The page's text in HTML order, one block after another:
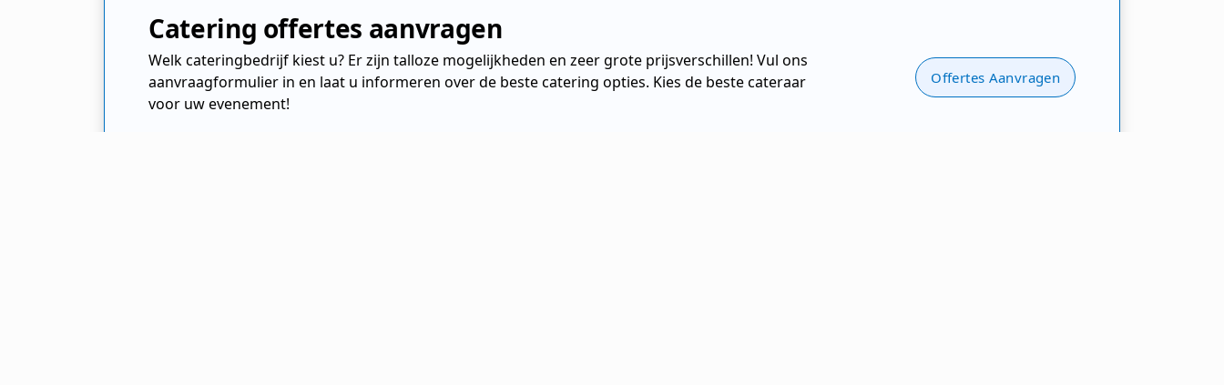
Catering offertes aanvragen
Welk cateringbedrijf kiest u? Er zijn talloze mogelijkheden en zeer grote prijsverschillen! Vul ons
aanvraagformulier in en laat u informeren over de beste catering opties. Kies de beste cateraar
voor uw evenement!
Offertes Aanvragen